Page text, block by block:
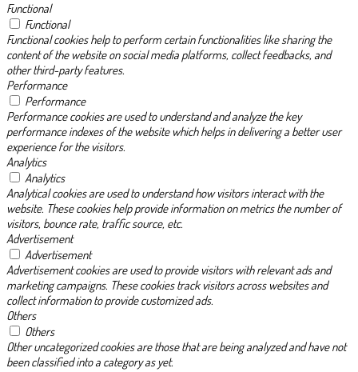
Functional
Functional
Functional cookies help to perform certain functionalities like sharing the
content of the website on social media platforms, collect feedbacks, and
other third-party features.
Performance
Performance
Performance cookies are used to understand and analyze the key
performance indexes of the website which helps in delivering a better user
experience for the visitors.
Analytics
Analytics
Analytical cookies are used to understand how visitors interact with the
website. These cookies help provide information on metrics the number of
visitors, bounce rate, traffic source, etc.
Advertisement
Advertisement
Advertisement cookies are used to provide visitors with relevant ads and
marketing campaigns. These cookies track visitors across websites and
collect information to provide customized ads.
Others
Others
Other uncategorized cookies are those that are being analyzed and have not
been classified into a category as yet.